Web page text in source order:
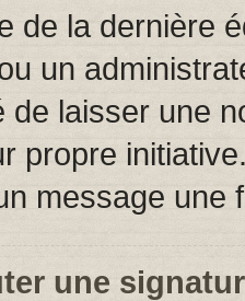
de la dernière
un
de laisser une
propre
message une
une